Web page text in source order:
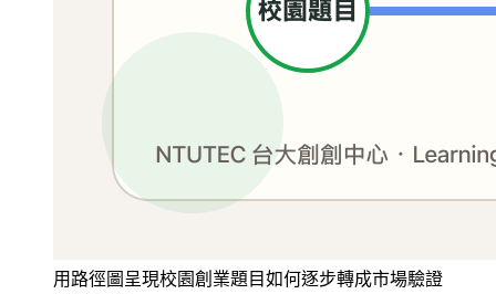
用路徑圖呈現校園創業題目如何逐步轉成市場驗證